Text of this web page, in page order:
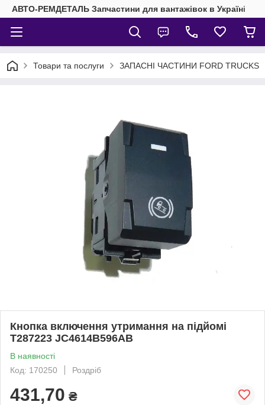
АВТО-РЕМДЕТАЛЬ Запчастини для вантажівок в Україні
Товари та послуги ЗАПАСНІ ЧАСТИНИ FORD TRUCKS
Кнопка включення утримання на підйомі
T287223 JC4614B596AB
В наявності
Код: 170250
Роздріб
431,70 ₴